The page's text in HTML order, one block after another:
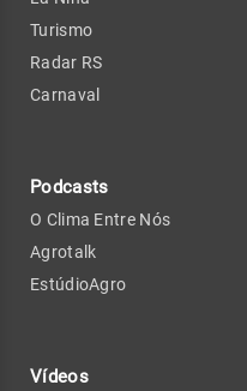
Turismo
Radar RS
Carnaval
Podcasts
O Clima Entre Nós
Agrotalk
EstúdioAgro
Vídeos